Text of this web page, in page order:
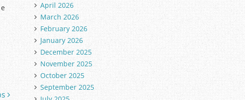
o
r
i
e
s
April 2026
March 2026
February 2026
January 2026
December 2025
November 2025
October 2025
September 2025